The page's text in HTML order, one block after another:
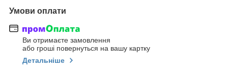
Умови оплати
Ви отримаєте замовлення
або гроші повернуться на вашу картку
Детальніше